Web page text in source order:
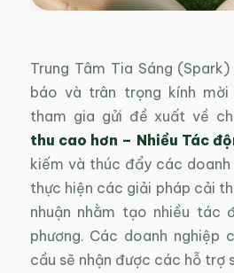
Trung Tâm Tia Sáng
báo và trân trọng kính mời
tham gia gửi đề xuất về
thu cao hơn – Nhiều Tác
kiếm và thúc đẩy các doanh
thực hiện các giải pháp cải
nhuận nhằm tạo nhiều tác
phương. Các doanh nghiệp
cầu sẽ nhận được các hỗ trợ